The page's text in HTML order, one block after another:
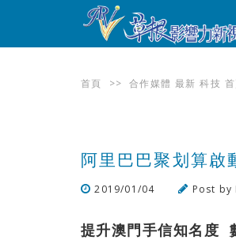
首頁 >> 合作媒體 最新 科技
阿里巴巴聚划算啟
2019/01/04 Post by
提升澳門手信知名度